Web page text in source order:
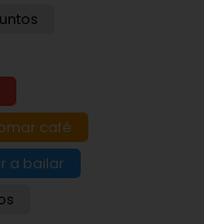
café
a bailar